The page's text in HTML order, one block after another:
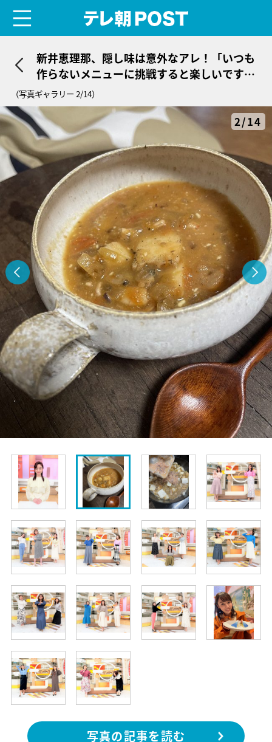
新井恵理那、隠し味は意外なアレ！「いつも
作らないメニューに挑戦すると楽しいです
ね」
（写真ギャラリー 2/14）
2/14
写真の記事を読む